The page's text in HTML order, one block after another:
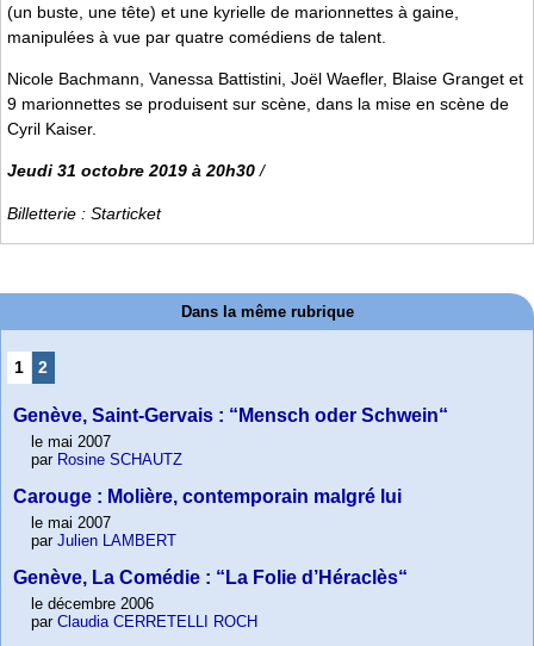
(un buste, une tête) et une kyrielle de marionnettes à gaine,
manipulées à vue par quatre comédiens de talent.
Nicole Bachmann, Vanessa Battistini, Joël Waefler, Blaise Granget et
9 marionnettes se produisent sur scène, dans la mise en scène de
Cyril Kaiser.
Jeudi 31 octobre 2019 à 20h30/
Billetterie : Starticket
Dans la même rubrique
1 2
Genève, Saint-Gervais : “Mensch oder Schwein“
le mai 2007
par Rosine SCHAUTZ
Carouge : Molière, contemporain malgré lui
le mai 2007
par Julien LAMBERT
Genève, La Comédie : “La Folie d’Héraclès“
le décembre 2006
par Claudia CERRETELLI ROCH